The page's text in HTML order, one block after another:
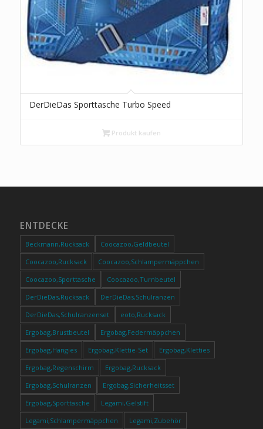
DerDieDas Sporttasche Turbo Speed
Produkt kaufen
ENTDECKE
Beckmann,Rucksack
Coocazoo,Geldbeutel
Coocazoo,Rucksack
Coocazoo,Schlampermäppchen
Coocazoo,Sporttasche
Coocazoo,Turnbeutel
DerDieDas,Rucksack
DerDieDas,Schulranzen
DerDieDas,Schulranzenset
eoto,Rucksack
Ergobag,Brustbeutel
Ergobag,Federmäppchen
Ergobag,Hangies
Ergobag,Klettie-Set
Ergobag,Kletties
Ergobag,Regenschirm
Ergobag,Rucksack
Ergobag,Schulranzen
Ergobag,Sicherheitsset
Ergobag,Sporttasche
Legami,Gelstift
Legami,Schlampermäppchen
Legami,Zubehör